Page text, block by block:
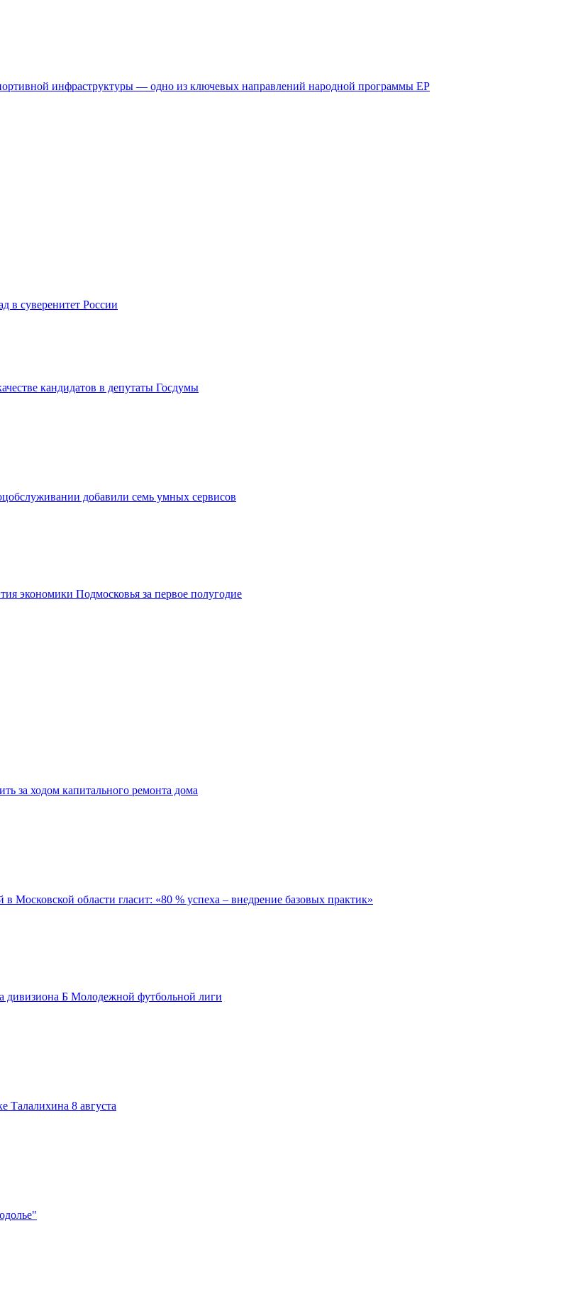
инфраструктуры — одно из ключевых направлений народной программы ЕР
в суверенитет России
кандидатов в депутаты Госдумы
добавили семь умных сервисов
экономики Подмосковья за первое полугодие
за ходом капитального ремонта дома
области гласит: «80 % успеха – внедрение базовых практик»
дивизиона Б Молодежной футбольной лиги
Талалихина 8 августа